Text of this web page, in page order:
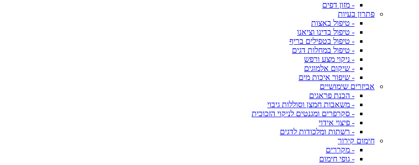
- מזון דפים
פתרון בעיות
- טיפול באצות
- טיפול בדינו וציאנו
- טיפול בטפילים בריף
- טיפול במחלות דגים
- ניקוי מצע ורפש
- שיקום אלמוגים
- שיפור איכות מים
אביזרים שימושיים
- הכנת פראגים
- משאבות חמצן וסוללות גיבוי
- סקרפרים ומגנטים לניקוי הזכוכית
- פיצוי אידוי
- רשתות ומלכודות לדגים
חימום קירור
- מקררים
- גופי חימום